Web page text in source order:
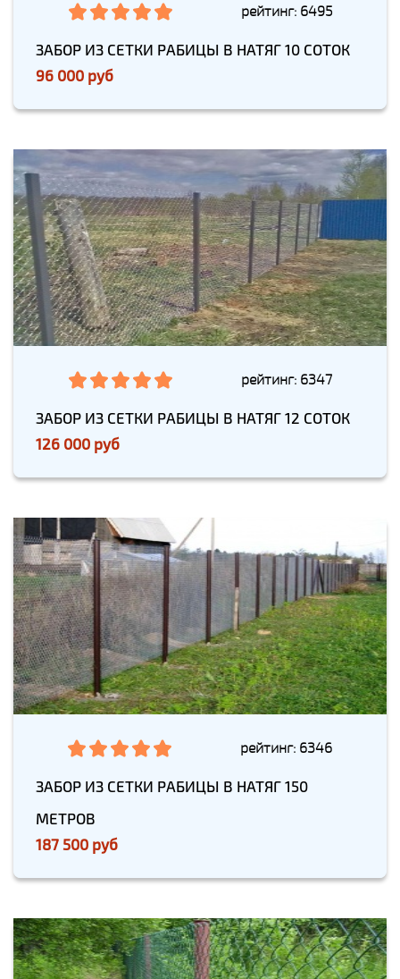
рейтинг: 6495
ЗАБОР ИЗ СЕТКИ РАБИЦЫ В НАТЯГ 10 СОТОК
96 000 руб
рейтинг: 6347
ЗАБОР ИЗ СЕТКИ РАБИЦЫ В НАТЯГ 12 СОТОК
126 000 руб
рейтинг: 6346
ЗАБОР ИЗ СЕТКИ РАБИЦЫ В НАТЯГ 150
МЕТРОВ
187 500 руб